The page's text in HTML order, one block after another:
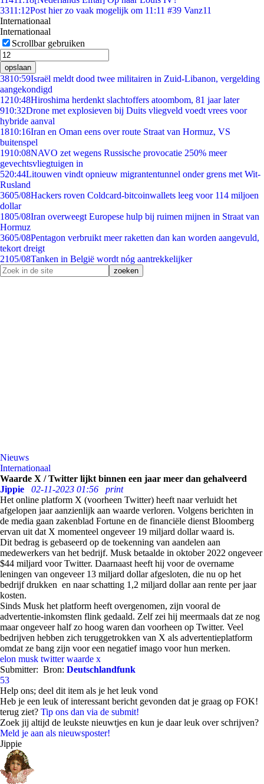
3311:12Post hier zo vaak mogelijk om 11:11 #39 Vanz11
Internationaal
Internationaal
Scrollbar gebruiken
opslaan
3810:59Israël meldt dood twee militairen in Zuid-Libanon, vergelding
aangekondigd
1210:48Hiroshima herdenkt slachtoffers atoombom, 81 jaar later
910:32Drone met explosieven bij Duits vliegveld voedt vrees voor
hybride aanval
1810:16Iran en Oman eens over route Straat van Hormuz, VS
buitenspel
1910:08NAVO zet wegens Russische provocatie 250% meer
gevechtsvliegtuigen in
520:44Litouwen vindt opnieuw migrantentunnel onder grens met Wit-
Rusland
3605/08Hackers roven Coldcard-bitcoinwallets leeg voor 114 miljoen
dollar
1805/08Iran overweegt Europese hulp bij ruimen mijnen in Straat van
Hormuz
3605/08Pentagon verbruikt meer raketten dan kan worden aangevuld,
tekort dreigt
2105/08Tanken in België wordt nóg aantrekkelijker
Nieuws
Internationaal
Waarde X / Twitter lijkt binnen een jaar meer dan gehalveerd
Jippie
02-11-2023 01:56
print
Het online platform X (voorheen Twitter) heeft naar verluidt het
afgelopen jaar aanzienlijk aan waarde verloren. Volgens berichten in
de media gaan zakenblad Fortune en de financiële dienst Bloomberg
ervan uit dat X momenteel ongeveer 19 miljard dollar waard is.
Dit bedrag is gebaseerd op de toekenning van aandelen aan
medewerkers van het bedrijf. Musk betaalde in oktober 2022 ongeveer
$44 miljard voor Twitter. Daarnaast heeft hij voor de overname
leningen van ongeveer 13 miljard dollar afgesloten, die nu op het
bedrijf drukken en naar schatting 1,2 miljard dollar aan rente per jaar
kosten.
Sinds Musk het platform heeft overgenomen, zijn vooral de
advertentie-inkomsten flink gedaald. Zelf zei hij meermaals dat ze nog
maar ongeveer half zo hoog waren dan voorheen op Twitter. Veel
bedrijven hebben zich teruggetrokken van X als advertentieplatform
omdat ze bang zijn voor een negatief imago voor hun merken.
elon musk twitter waarde x
Submitter: Bron: Deutschlandfunk
53
Help ons; deel dit item als je het leuk vond
Heb je een leuk of interessant bericht gevonden dat je graag op FOK!
terug ziet? Tip ons dan via de submit!
Zoek jij altijd de leukste nieuwtjes en kun je daar leuk over schrijven?
Meld je aan als nieuwsposter!
Jippie